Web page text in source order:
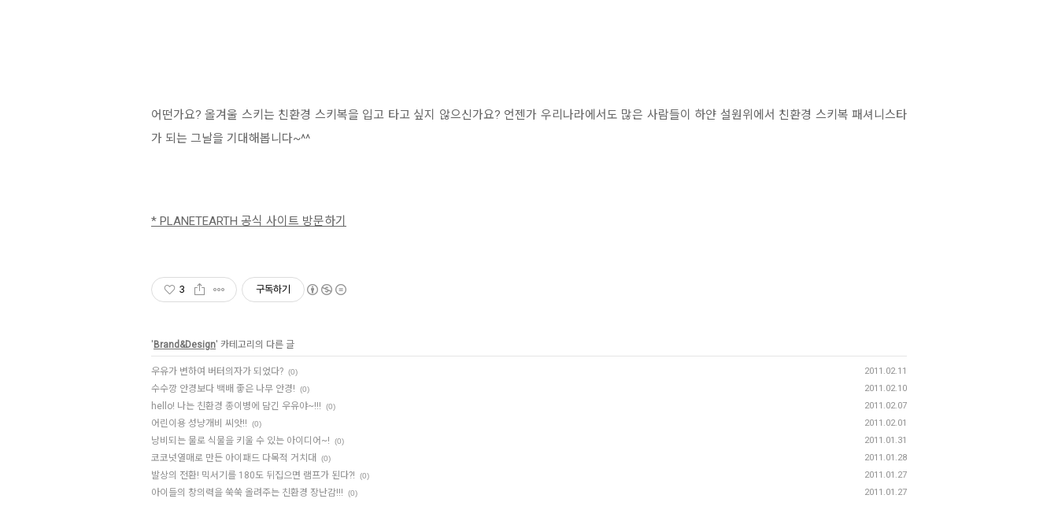
어떤가요? 올겨울 스키는 친환경 스키복을 입고 타고 싶지 않으신가요? 언젠가 우리나라에서도 많은 사람들이 하얀 설원위에서 친환경 스키복 패셔니스타
가 되는 그날을 기대해봅니다~^^
* PLANETEARTH 공식 사이트 방문하기
3 구독하기
' Brand&Design' 카테고리의 다른 글
우유가 변하여 버터의자가 되었다? (0) 2011.02.11
수수깡 안경보다 백배 좋은 나무 안경! (0) 2011.02.10
hello! 나는 친환경 종이병에 담긴 우유야~!!! (0) 2011.02.07
어린이용 성냥개비 씨앗!! (0) 2011.02.01
낭비되는 물로 식물을 키울 수 있는 아이디어~! (0) 2011.01.31
코코넛열매로 만든 아이패드 다목적 거치대 (0) 2011.01.28
발상의 전환! 믹서기를 180도 뒤집으면 램프가 된다?! (0) 2011.01.27
아이들의 창의력을 쑥쑥 올려주는 친환경 장난감!!! (0) 2011.01.27